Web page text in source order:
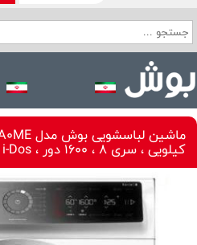
کیلویی ، سری 8 ، 1600 دور ، A ، i-Dos